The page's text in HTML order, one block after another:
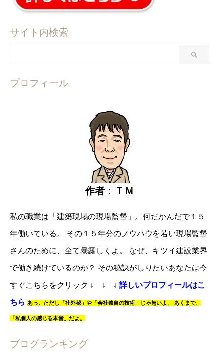
サイト内検索
プロフィール
作者：ＴＭ
私の職業は「建築現場の現場監督」。 何だかんだで１５
年働いている。 その１５年分のノウハウを若い現場監督
さんのために、全て暴露しくよ。 なぜ、キツイ建設業界
で働き続けているのか？ その秘訣がしりたいあなたは今
すぐこちらをクリック ↓ ↓ ↓ 詳しいプロフィールはこ
ちら あっ、 ただし「社外秘」や「会社独自の技術」じゃ無いよ。 あくまで、
「私個人の感じる本音」だよ。
ブログランキング